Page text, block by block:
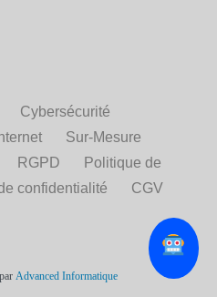
Cybersécurité
Sur-Mesure
RGPD
Politique de
confidentialité
CGV
Advanced Informatique